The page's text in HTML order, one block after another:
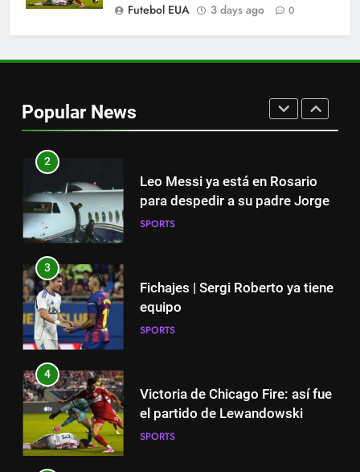
Futebol EUA
3 days ago 0
Popular News
SPORTS
mucha tristeza; yo perdí a mi
padre y el dolor es inexplicable”
2
Leo Messi ya está en Rosario
para despedir a su padre Jorge
SPORTS
3
Fichajes | Sergi Roberto ya tiene
equipo
SPORTS
4
Victoria de Chicago Fire: así fue
el partido de Lewandowski
SPORTS